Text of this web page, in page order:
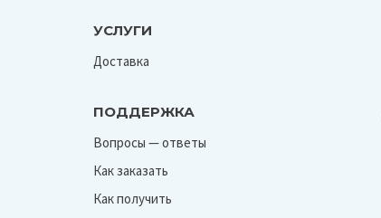
УСЛУГИ
Доставка
ПОДДЕРЖКА
Вопросы — ответы
Как заказать
Как получить